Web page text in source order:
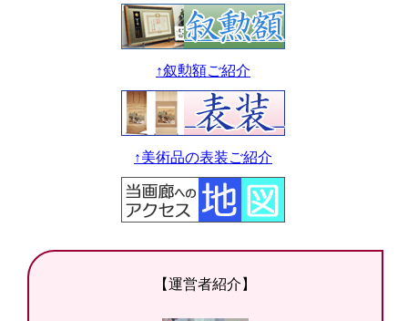
↑叙勲額ご紹介
↑美術品の表装ご紹介
【運営者紹介】